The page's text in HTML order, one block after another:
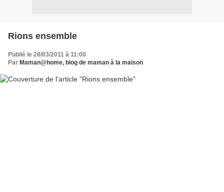
Rions ensemble
Publié le 28/03/2011 à 11:00
Par Maman@home, blog de maman à la maison